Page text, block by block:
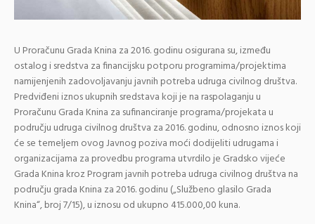
U Proračunu Grada Knina za 2016. godinu osigurana su, između
ostalog i sredstva za financijsku potporu programima/projektima
namijenjenih zadovoljavanju javnih potreba udruga civilnog društva.
Predviđeni iznos ukupnih sredstava koji je na raspolaganju u
Proračunu Grada Knina za sufinanciranje programa/projekata u
području udruga civilnog društva za 2016. godinu, odnosno iznos koji
će se temeljem ovog Javnog poziva moći dodijeliti udrugama i
organizacijama za provedbu programa utvrdilo je Gradsko vijeće
Grada Knina kroz Program javnih potreba udruga civilnog društva na
području grada Knina za 2016. godinu („Službeno glasilo Grada
Knina“, broj 7/15), u iznosu od ukupno 415.000,00 kuna.